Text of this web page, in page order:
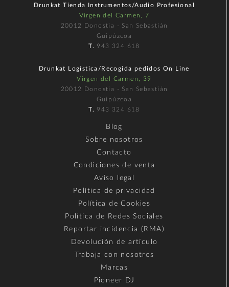
Drunkat Tienda Instrumentos/Audio Profesional
Virgen del Carmen, 7
20012 Donostia - San Sebastián
Guipúzcoa
T. 943 324 618
Drunkat Logística/Recogida pedidos On Line
Virgen del Carmen, 39
20012 Donostia - San Sebastián
Guipúzcoa
T. 943 324 618
Blog
Sobre nosotros
Contacto
Condiciones de venta
Aviso legal
Política de privacidad
Política de Cookies
Política de Redes Sociales
Reportar incidencia (RMA)
Devolución de artículo
Trabaja con nosotros
Marcas
Pioneer DJ